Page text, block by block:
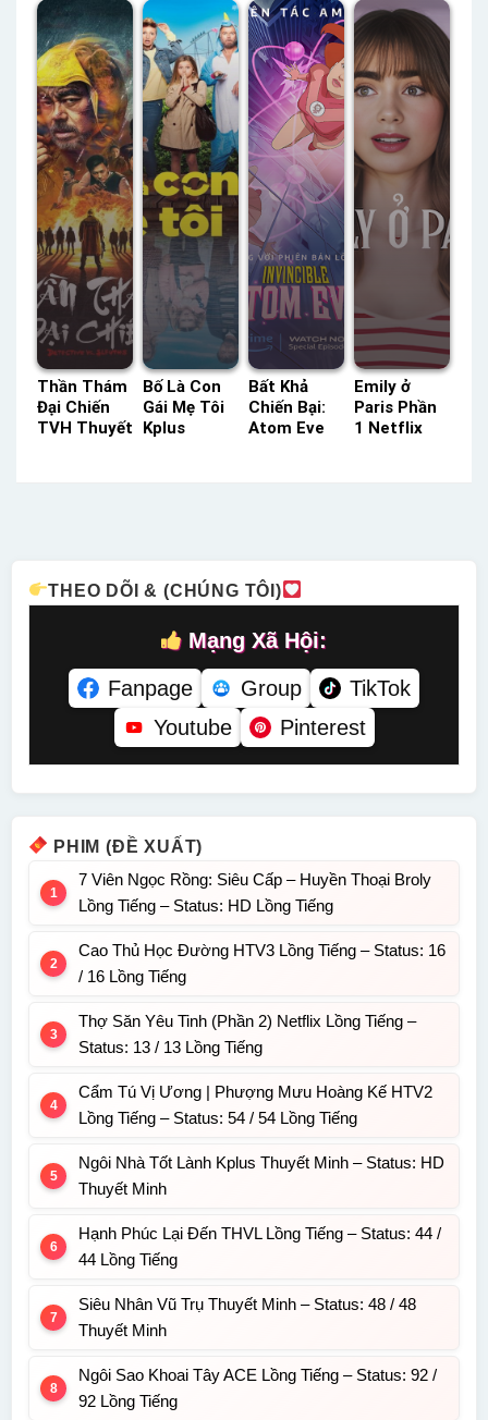
Status: HD
Lồng Tiếng
Bài Hát Hay
Nhất Của
Titans Phần
1 HBO
Thuyết
Minh –
Status: 05 /
05 Thuyết
Minh
Status: HD
Thuyết
Minh
Minh –
Status: HD
Thuyết
Minh
Thần Thám
Đại Chiến
TVH Thuyết
Bố Là Con
Gái Mẹ Tôi
Kplus
Bất Khả
Chiến Bại:
Atom Eve
Emily ở
Paris Phần
1 Netflix
THEO DÕI & (CHÚNG TÔI)
Mạng Xã Hội:
Fanpage
Group
TikTok
Youtube
Pinterest
PHIM (ĐỀ XUẤT)
7 Viên Ngọc Rồng: Siêu Cấp – Huyền Thoại Broly
Lồng Tiếng – Status: HD Lồng Tiếng
Cao Thủ Học Đường HTV3 Lồng Tiếng – Status: 16
/ 16 Lồng Tiếng
Thợ Săn Yêu Tinh (Phần 2) Netflix Lồng Tiếng –
Status: 13 / 13 Lồng Tiếng
Cẩm Tú Vị Ương | Phượng Mưu Hoàng Kế HTV2
Lồng Tiếng – Status: 54 / 54 Lồng Tiếng
Ngôi Nhà Tốt Lành Kplus Thuyết Minh – Status: HD
Thuyết Minh
Hạnh Phúc Lại Đến THVL Lồng Tiếng – Status: 44 /
44 Lồng Tiếng
Siêu Nhân Vũ Trụ Thuyết Minh – Status: 48 / 48
Thuyết Minh
Ngôi Sao Khoai Tây ACE Lồng Tiếng – Status: 92 /
92 Lồng Tiếng